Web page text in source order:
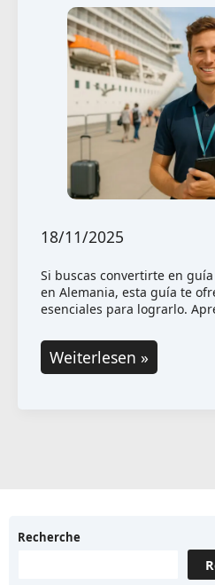
18/11/2025
Si buscas convertirte en
en Alemania, esta guía te
esenciales para lograrlo.
Cómo
convertirse
en
Weiterlesen »
Recherche